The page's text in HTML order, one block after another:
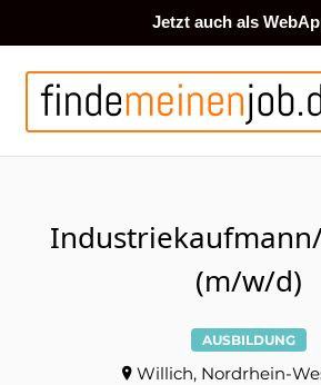
Jetzt auch als
(m/w/d)
AUSBILDUNG
Willich, Nordrhein-